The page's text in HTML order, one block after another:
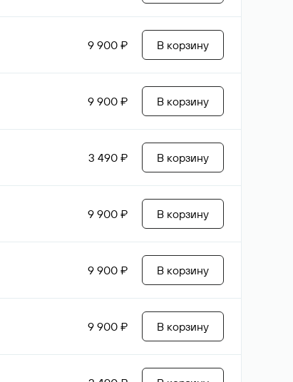
9 900 ₽ В корзину
9 900 ₽ В корзину
3 490 ₽ В корзину
9 900 ₽ В корзину
9 900 ₽ В корзину
9 900 ₽ В корзину